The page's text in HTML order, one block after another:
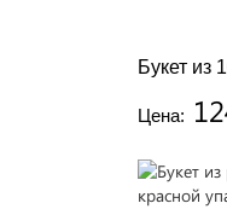
Букет из
Цена: